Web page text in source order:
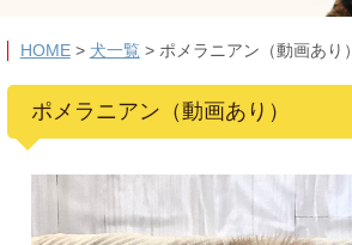
HOME> 犬一覧 > ポメラニアン（動画あり）
ポメラニアン（動画あり）